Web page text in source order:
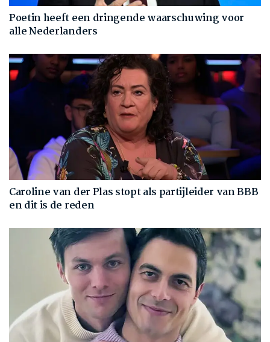
Poetin heeft een dringende waarschuwing voor
alle Nederlanders
Caroline van der Plas stopt als partijleider van BBB
en dit is de reden